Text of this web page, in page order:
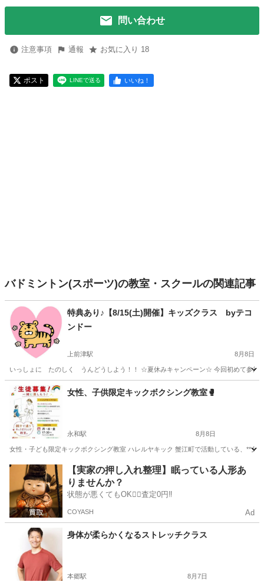
問い合わせ
注意事項 通報 お気に入り 18
ポスト LINEで送る いいね！
バドミントン(スポーツ)の教室・スクールの関連記事
特典あり♪【8/15(土)開催】キッズクラス byテコ
ンドー
上前津駅 8月8日
いっしょに たのしく うんどうしよう！！ ☆夏休みキャンペーン☆ 今回初めて参加さ
愛知 名古屋市 上前津駅 スポーツ テコンドー
女性、子供限定キックボクシング教室🥊
永和駅 8月8日
女性・子ども限定キックボクシング教室 ハレルヤキック 蟹江町で活動している、**
愛知 海部郡 永和駅 空手/他格闘技 キックボクシング
【実家の押し入れ整理】眠っている人形あ
りませんか？
状態が悪くてもOK🙆‍♀️査定0円‼️
COYASH Ad
身体が柔らかくなるストレッチクラス
本郷駅 8月7日